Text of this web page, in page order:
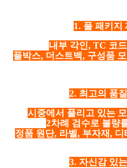
1. 풀 패키지
내부 각인, TC 코
풀박스, 더스트백, 구성품
2. 최고의 품
시중에서 풀리고 있는
2차례 검수로 불량
정품 원단, 라벨, 부자재, 디
3. 자신감 있